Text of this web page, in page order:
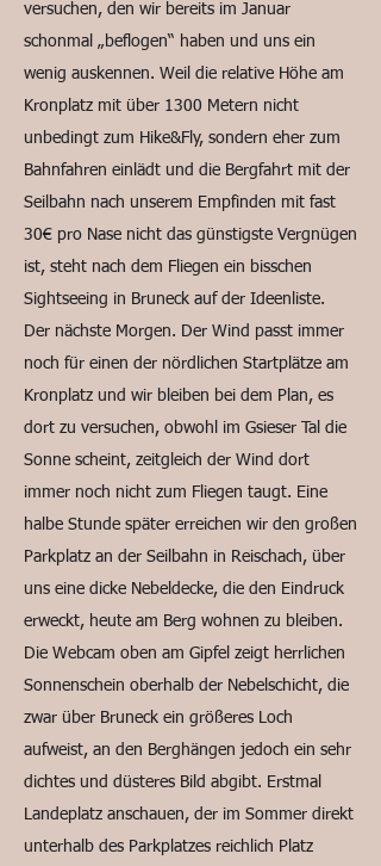
versuchen, den wir bereits im Januar
schonmal „beflogen“ haben und uns ein
wenig auskennen. Weil die relative Höhe am
Kronplatz mit über 1300 Metern nicht
unbedingt zum Hike&Fly, sondern eher zum
Bahnfahren einlädt und die Bergfahrt mit der
Seilbahn nach unserem Empfinden mit fast
30€ pro Nase nicht das günstigste Vergnügen
ist, steht nach dem Fliegen ein bisschen
Sightseeing in Bruneck auf der Ideenliste.
Der nächste Morgen. Der Wind passt immer
noch für einen der nördlichen Startplätze am
Kronplatz und wir bleiben bei dem Plan, es
dort zu versuchen, obwohl im Gsieser Tal die
Sonne scheint, zeitgleich der Wind dort
immer noch nicht zum Fliegen taugt. Eine
halbe Stunde später erreichen wir den großen
Parkplatz an der Seilbahn in Reischach, über
uns eine dicke Nebeldecke, die den Eindruck
erweckt, heute am Berg wohnen zu bleiben.
Die Webcam oben am Gipfel zeigt herrlichen
Sonnenschein oberhalb der Nebelschicht, die
zwar über Bruneck ein größeres Loch
aufweist, an den Berghängen jedoch ein sehr
dichtes und düsteres Bild abgibt. Erstmal
Landeplatz anschauen, der im Sommer direkt
unterhalb des Parkplatzes reichlich Platz